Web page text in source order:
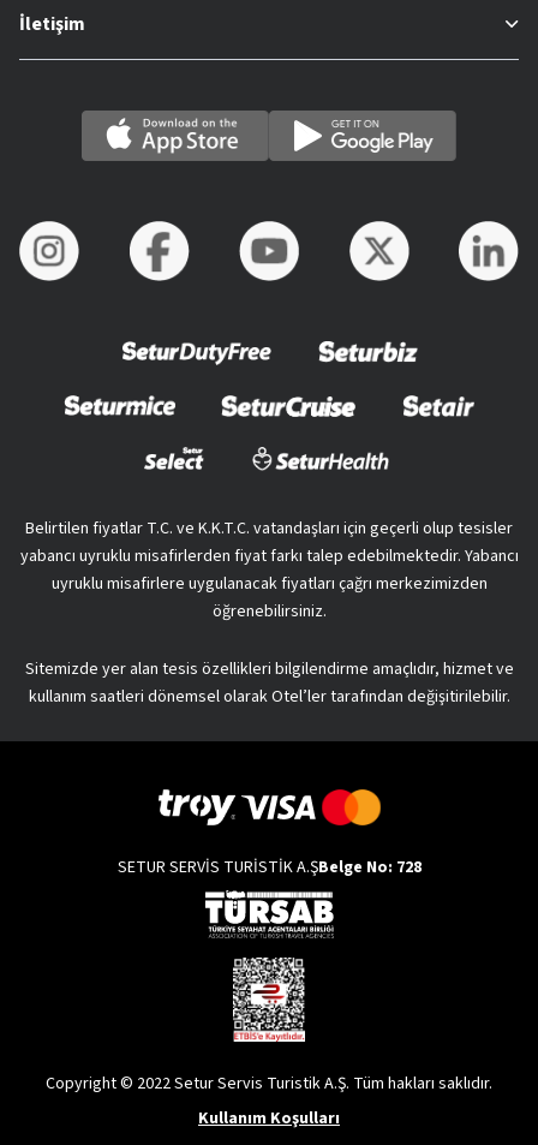
İletişim
Belirtilen fiyatlar T.C. ve K.K.T.C. vatandaşları için geçerli olup tesisler
yabancı uyruklu misafirlerden fiyat farkı talep edebilmektedir. Yabancı
uyruklu misafirlere uygulanacak fiyatları çağrı merkezimizden
öğrenebilirsiniz.
Sitemizde yer alan tesis özellikleri bilgilendirme amaçlıdır, hizmet ve
kullanım saatleri dönemsel olarak Otel’ler tarafından değişitirilebilir.
SETUR SERVİS TURİSTİK A.ŞBelge No: 728
Copyright © 2022 Setur Servis Turistik A.Ş. Tüm hakları saklıdır.
Kullanım Koşulları